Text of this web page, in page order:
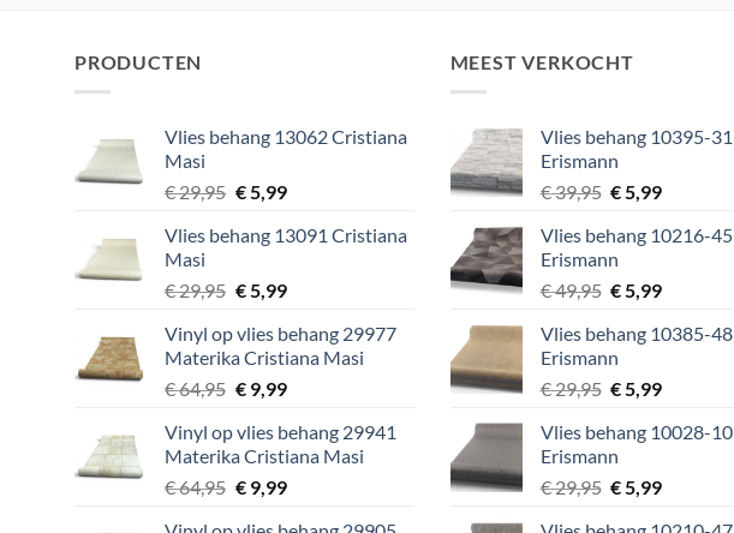
PRODUCTEN
Vlies behang 13062 Cristiana
Masi
€29,95 Oorspronkelijke
was:
€5,99Huidige
is:
Vlies behang 13091 Cristiana
Masi
€29,95 Oorspronkelijke
was:
€ 29,95.
€5,99Huidige
is:
€ 5,99.
Vinyl op vlies behang 29977
Materika Cristiana Masi
€64,95 Oorspronkelijke
was:
€ 64,95.
€9,99Huidige
is:
€ 9,99.
Vinyl op vlies behang 29941
Materika Cristiana Masi
€64,95 Oorspronkelijke
€9,99Huidige
MEEST VERKOCHT
Vlies behang 10395-31
Erismann
€39,95 Oorspronkelijke
was:
€ 39,95.
€5,99Huidige
is:
Vlies behang 10216-45
Erismann
€49,95 Oorspronkelijke
was:
€ 49,95.
€5,99Huidige
is:
Vlies behang 10385-48
Erismann
€29,95 Oorspronkelijke
was:
€ 29,95.
€5,99Huidige
is:
Vlies behang 10028-10
Erismann
€29,95 Oorspronkelijke
€5,99Huidige